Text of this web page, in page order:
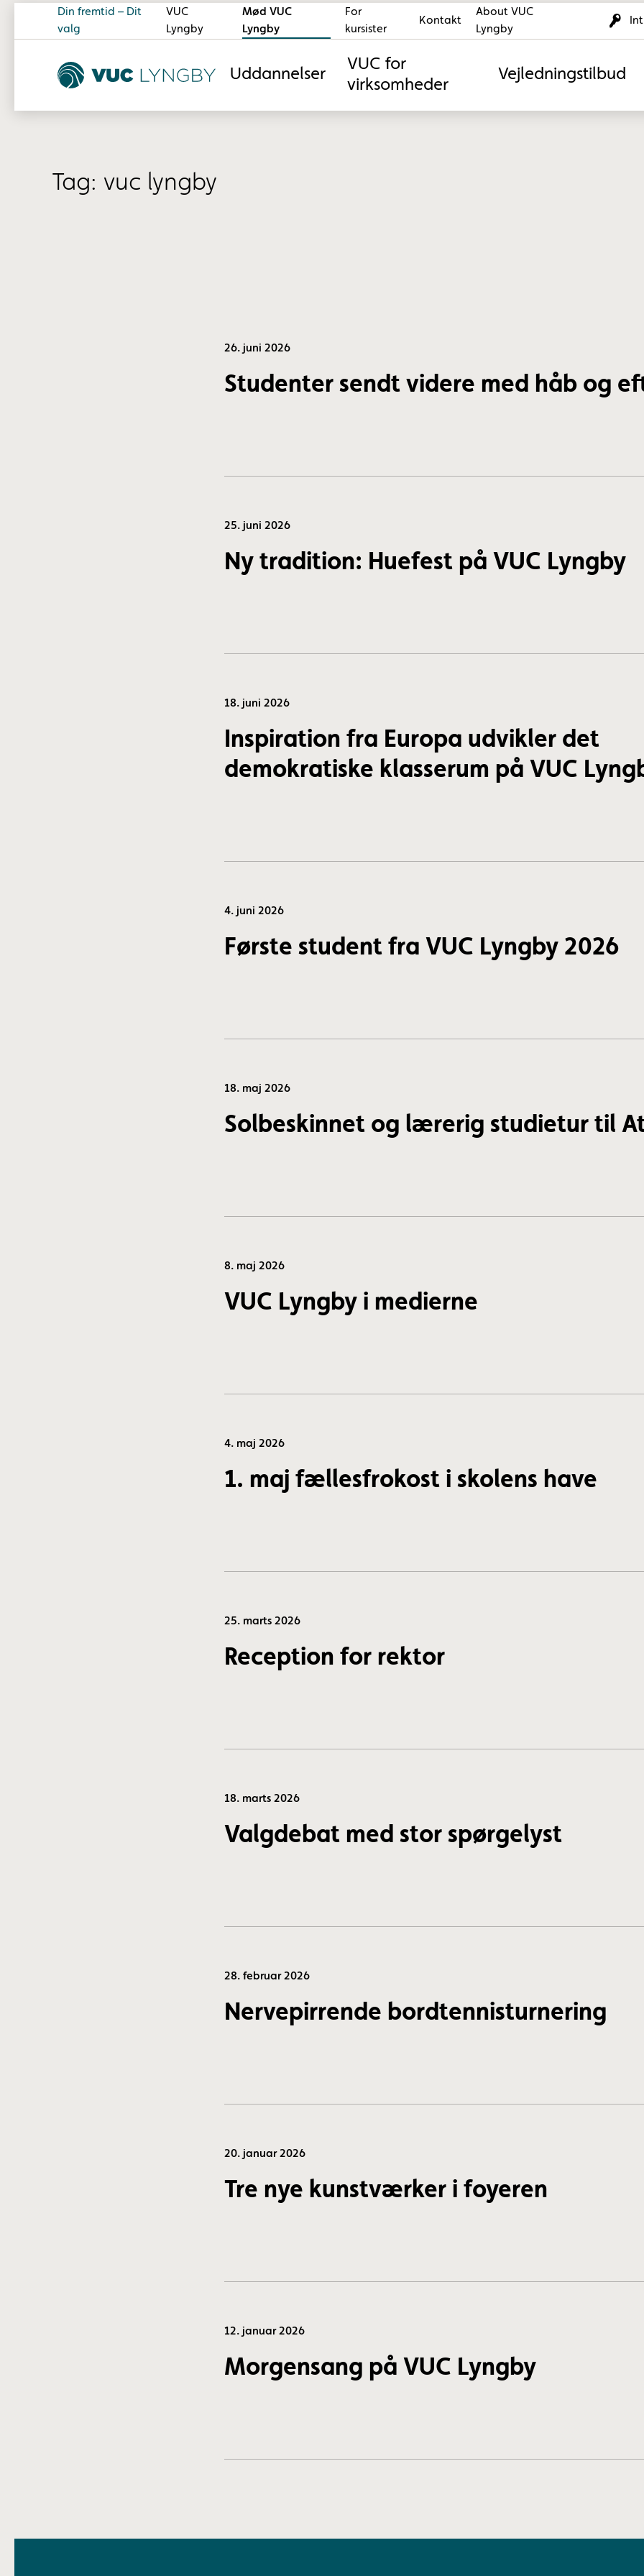
Din fremtid – Dit
valg
VUC
Lyngby
Mød VUC
Lyngby
For
kursister
Kontakt
About VUC
Lyngby
Uddannelser
VUC for
virksomheder
Vejledningstilbud
Tag: vuc lyngby
26. juni 2026
Studenter sendt videre med håb og
25. juni 2026
Ny tradition: Huefest på VUC Lyngby
18. juni 2026
Inspiration fra Europa udvikler det
demokratiske klasserum på VUC
4. juni 2026
Første student fra VUC Lyngby 2026
18. maj 2026
Solbeskinnet og lærerig studietur til
8. maj 2026
VUC Lyngby i medierne
4. maj 2026
1. maj fællesfrokost i skolens have
25. marts 2026
Reception for rektor
18. marts 2026
Valgdebat med stor spørgelyst
28. februar 2026
Nervepirrende bordtennisturnering
20. januar 2026
Tre nye kunstværker i foyeren
12. januar 2026
Morgensang på VUC Lyngby